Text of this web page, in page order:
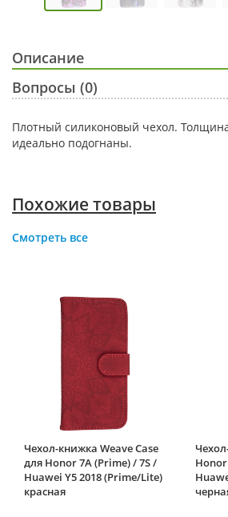
Описание
Вопросы (0)
Плотный силиконовый чехол.
идеально подогнаны.
Похожие товары
Смотреть все
Чехол-книжка Weave Case
для Honor 7A (Prime) / 7S /
Huawei Y5 2018 (Prime/Lite)
красная
Honor